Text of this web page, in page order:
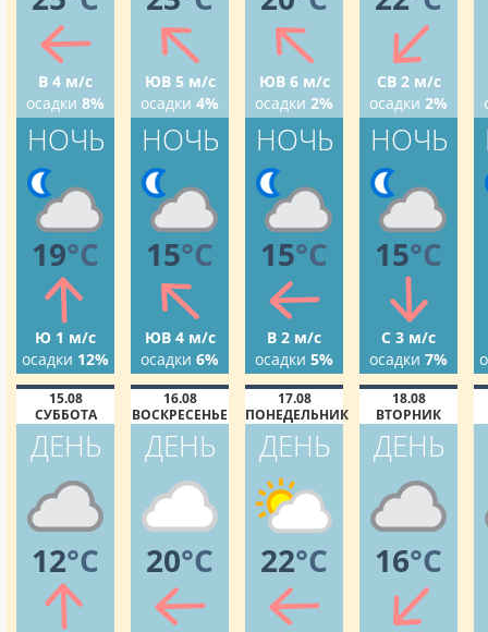
В 4 м/с
осадки 8%
НОЧЬ
19°C
Ю 1 м/с
осадки 12%
ЮВ 5 м/с
осадки 4%
НОЧЬ
15°C
ЮВ 4 м/с
осадки 6%
ЮВ 6 м/с
осадки 2%
НОЧЬ
15°C
В 2 м/с
осадки 5%
СВ 2 м/с
осадки 2%
НОЧЬ
15°C
С 3 м/с
осадки 7%
15.08
СУББОТА
ДЕНЬ
12°C
16.08
ВОСКРЕСЕНЬЕ
ДЕНЬ
20°C
17.08
ПОНЕДЕЛЬНИК
ДЕНЬ
22°C
18.08
ВТОРНИК
ДЕНЬ
16°C